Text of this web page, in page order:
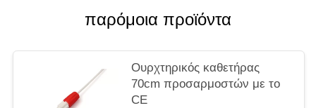
παρόμοια προϊόντα
Ουρχτηρικός καθετήρας
70cm προσαρμοστών με το
CE